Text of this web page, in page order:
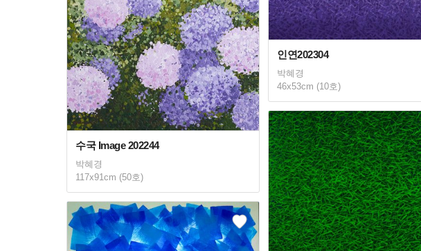
인연202304
박혜경
46x53cm (10호)
수국 Image 202244
박혜경
117x91cm (50호)